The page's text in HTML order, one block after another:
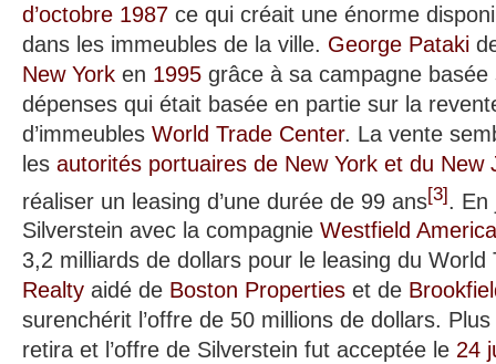
d’octobre 1987 ce qui créait une énorme
dans les immeubles de la ville. George Pataki
New York en 1995 grâce à sa campagne
dépenses qui était basée en partie sur la
d’immeubles World Trade Center. La vente
les autorités portuaires de New York et du New
réaliser un leasing d’une durée de 99 ans[3]
.
Silverstein avec la compagnie Westfield America
3,2 milliards de dollars pour le leasing du
Realty aidé de Boston Properties et de
surenchérit l’offre de 50 millions de dollars.
retira et l’offre de Silverstein fut acceptée le 24